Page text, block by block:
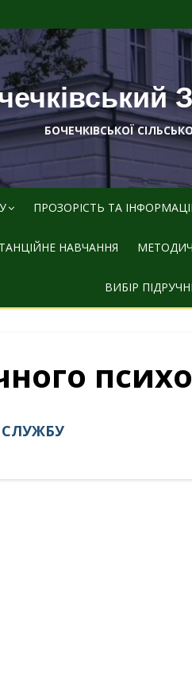
БОЧЕЧКІВСЬКОЇ
ПРОЗОРІСТЬ ТА
НАВЧАННЯ
ВИБІР
СЛУЖБУ